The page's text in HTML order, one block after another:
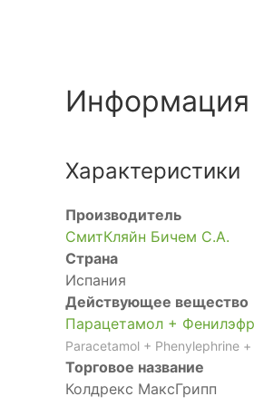
Информация
Характеристики
Производитель
СмитКляйн Бичем С.А.
Страна
Испания
Действующее вещество
Парацетамол +
Paracetamol + Phenylephrine
Торговое название
Колдрекс МаксГрипп